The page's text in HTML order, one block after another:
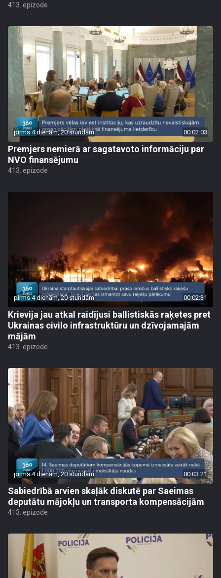
413. epizode
pirms 4 dienām, 20 stundām 00:02:03
Premjers nemierā ar sagatavoto informāciju par
NVO finansējumu
413. epizode
pirms 4 dienām, 20 stundām 00:02:31
Krievija jau atkal raidījusi ballistiskās raķetes pret
Ukrainas civilo infrastruktūru un dzīvojamajām
mājām
413. epizode
pirms 4 dienām, 20 stundām 00:03:21
Sabiedrībā arvien skaļāk diskutē par Saeimas
deputātu mājokļu un transporta kompensācijām
413. epizode